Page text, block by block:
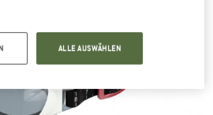
ALLE AUSWÄHLEN